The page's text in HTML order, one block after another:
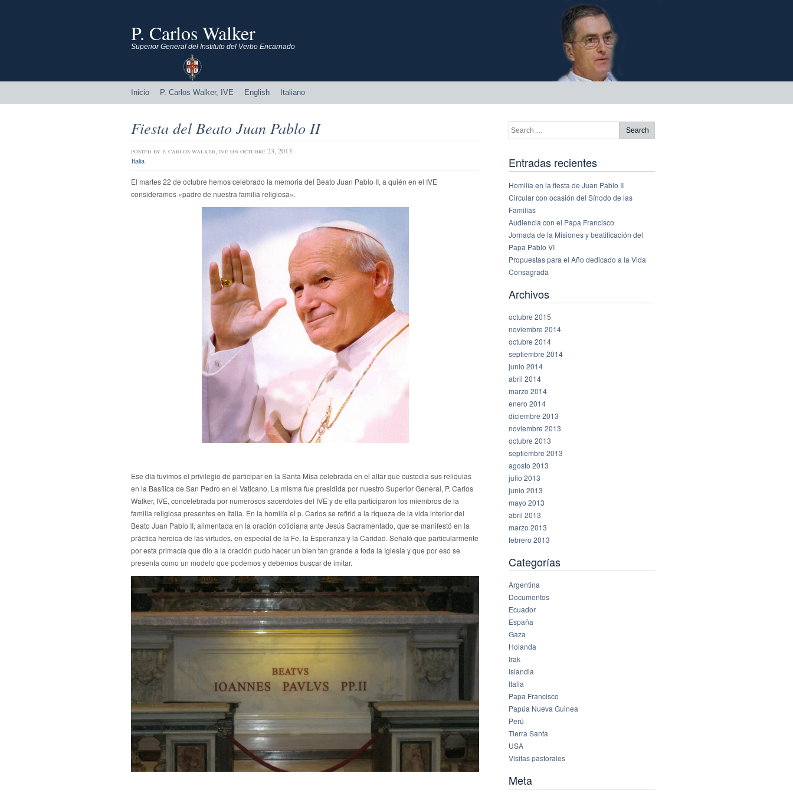
P. Carlos Walker
Superior General del Instituto del Verbo Encarnado
Inicio P. Carlos Walker, IVE English Italiano
Fiesta del Beato Juan Pablo II
posted by p. carlos walker, ive on octubre 23, 2013
Italia
El martes 22 de octubre hemos celebrado la memoria del Beato Juan Pablo II, a quién en el IVE
consideramos «padre de nuestra familia religiosa».
Ese día tuvimos el privilegio de participar en la Santa Misa celebrada en el altar que custodia sus reliquias
en la Basílica de San Pedro en el Vaticano. La misma fue presidida por nuestro Superior General, P. Carlos
Walker, IVE, concelebrada por numerosos sacerdotes del IVE y de ella participaron los miembros de la
familia religiosa presentes en Italia. En la homilía el p. Carlos se refirió a la riqueza de la vida interior del
Beato Juan Pablo II, alimentada en la oración cotidiana ante Jesús Sacramentado, que se manifestó en la
práctica heroica de las virtudes, en especial de la Fe, la Esperanza y la Caridad. Señaló que particularmente
por esta primacía que dio a la oración pudo hacer un bien tan grande a toda la Iglesia y que por eso se
presenta como un modelo que podemos y debemos buscar de imitar.
Entradas recientes
Homilía en la fiesta de Juan Pablo II
Circular con ocasión del Sínodo de las
Familias
Audiencia con el Papa Francisco
Jornada de la Misiones y beatificación del
Papa Pablo VI
Propuestas para el Año dedicado a la Vida
Consagrada
Archivos
octubre 2015
noviembre 2014
octubre 2014
septiembre 2014
junio 2014
abril 2014
marzo 2014
enero 2014
diciembre 2013
noviembre 2013
octubre 2013
septiembre 2013
agosto 2013
julio 2013
junio 2013
mayo 2013
abril 2013
marzo 2013
febrero 2013
Categorías
Argentina
Documentos
Ecuador
España
Gaza
Holanda
Irak
Islandia
Italia
Papa Francisco
Papúa Nueva Guinea
Perú
Tierra Santa
USA
Visitas pastorales
Meta